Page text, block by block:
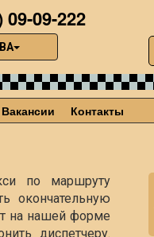
09-09-222
Вакансии Контакты
по маршруту
окончательную
на нашей форме
диспетчеру.